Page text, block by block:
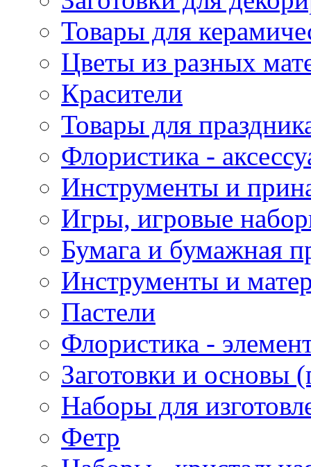
Товары для
Цветы из разных
Красители
Товары для
Флористика -
Инструменты и
Игры, игровые
Бумага и бумажная
Инструменты и
Пастели
Флористика -
Заготовки и основы
Наборы для
Фетр